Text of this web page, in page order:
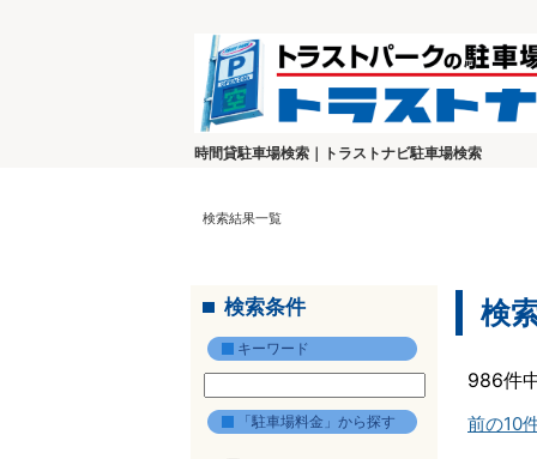
時間貸駐車場検索｜トラストナビ駐車場検索
検索結果一覧
検索条件
キーワード
「駐車場料金」から探す
検
986件
前の10